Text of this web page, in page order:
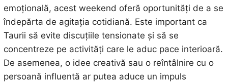
emoțională, acest weekend oferă oportunități de a se
îndepărta de agitația cotidiană. Este important ca
Taurii să evite discuțiile tensionate și să se
concentreze pe activități care le aduc pace interioară.
De asemenea, o idee creativă sau o reîntâlnire cu o
persoană influentă ar putea aduce un impuls